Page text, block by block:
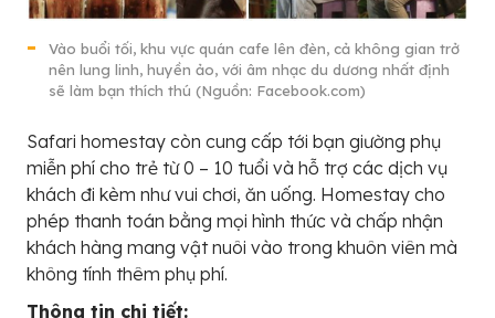
Vào buổi tối, khu vực quán cafe lên đèn, cả không gian trở
nên lung linh, huyền ảo, với âm nhạc du dương nhất định
sẽ làm bạn thích thú (Nguồn: Facebook.com)
Safari homestay còn cung cấp tới bạn giường phụ
miễn phí cho trẻ từ 0 – 10 tuổi và hỗ trợ các dịch vụ
khách đi kèm như vui chơi, ăn uống. Homestay cho
phép thanh toán bằng mọi hình thức và chấp nhận
khách hàng mang vật nuôi vào trong khuôn viên mà
không tính thêm phụ phí.
Thông tin chi tiết: